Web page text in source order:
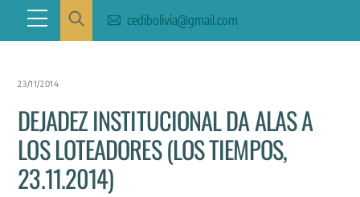
content
Menu cedibolivia@gmail.com
23/11/2014
DEJADEZ INSTITUCIONAL DA ALAS A
LOS LOTEADORES (LOS TIEMPOS,
23.11.2014)